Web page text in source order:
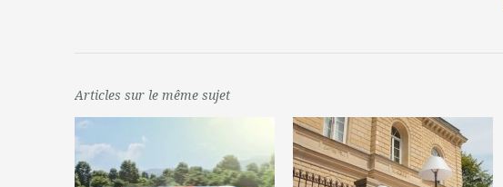
Articles sur le même sujet